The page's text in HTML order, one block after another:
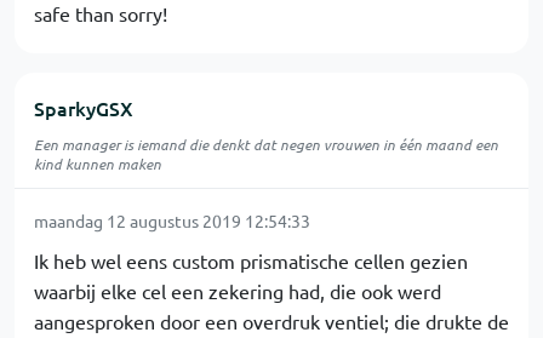
safe than sorry!
SparkyGSX
Een manager is iemand die denkt dat negen vrouwen in één maand een
kind kunnen maken
maandag 12 augustus 2019 12:54:33
Ik heb wel eens custom prismatische cellen gezien
waarbij elke cel een zekering had, die ook werd
aangesproken door een overdruk ventiel; die drukte de